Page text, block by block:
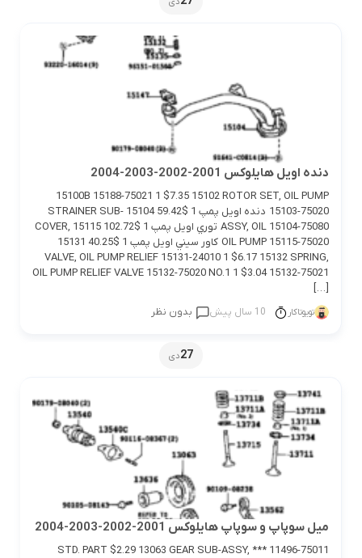
دنده اويل هايلوكس 2001-2002-2003-2004
15100B 15188-75021 1 $7.35 15102 ROTOR SET, OIL PUMP
15103-75020 دنده اويل پمپ 1 $59.42 15104 STRAINER SUB-
ASSY, OIL 15104-75080 توري اويل پمپ 1 $102.72 15115 COVER,
OIL PUMP 15115-75020 كاور سيني اويل پمپ 1 $40.25 15131
VALVE, OIL PUMP RELIEF 15131-24010 1 $6.17 15132 SPRING,
OIL PUMP RELIEF VALVE 15132-75020 NO.1 1 $3.04 15132-75021
[…]
تویوتاکار 10 سال پیش بدون نظر
27دی
ميل سوپاپ و سوپاپ هايلوكس 2001-2002-2003-2004
11496-75011 *** STD. PART $2.29 13063 GEAR SUB-ASSY,